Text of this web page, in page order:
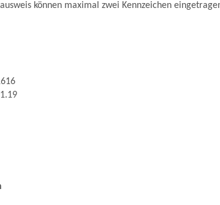
können maximal zwei Kennzeichen